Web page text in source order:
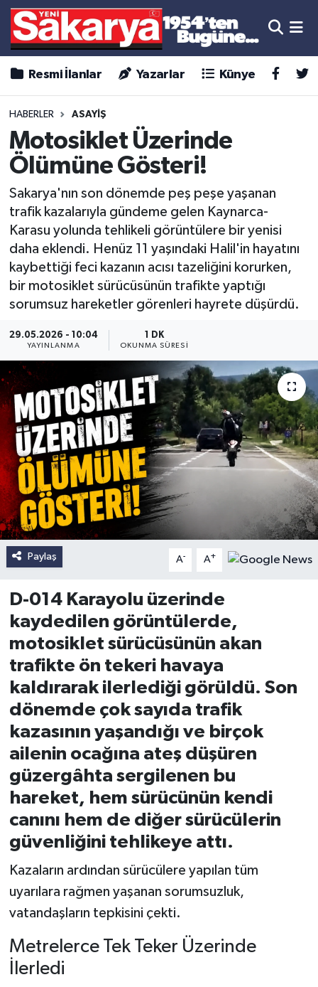
Resmi İlanlar Yazarlar Künye
HABERLER ASAYİŞ
Motosiklet Üzerinde
Ölümüne Gösteri!
Sakarya'nın son dönemde peş peşe yaşanan
trafik kazalarıyla gündeme gelen Kaynarca-
Karasu yolunda tehlikeli görüntülere bir yenisi
daha eklendi. Henüz 11 yaşındaki Halil'in hayatını
kaybettiği feci kazanın acısı tazeliğini korurken,
bir motosiklet sürücüsünün trafikte yaptığı
sorumsuz hareketler görenleri hayrete düşürdü.
29.05.2026 - 10:04
YAYINLANMA
1 DK
OKUNMA SÜRESI
Paylaş A- A+
D-014 Karayolu üzerinde
kaydedilen görüntülerde,
motosiklet sürücüsünün akan
trafikte ön tekeri havaya
kaldırarak ilerlediği görüldü. Son
dönemde çok sayıda trafik
kazasının yaşandığı ve birçok
ailenin ocağına ateş düşüren
güzergâhta sergilenen bu
hareket, hem sürücünün kendi
canını hem de diğer sürücülerin
güvenliğini tehlikeye attı.
Kazaların ardından sürücülere yapılan tüm
uyarılara rağmen yaşanan sorumsuzluk,
vatandaşların tepkisini çekti.
Metrelerce Tek Teker Üzerinde
İlerledi